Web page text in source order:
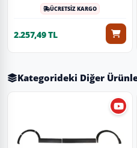
ÜCRETSİZ KARGO
2.257,49 TL
Kategorideki Diğer